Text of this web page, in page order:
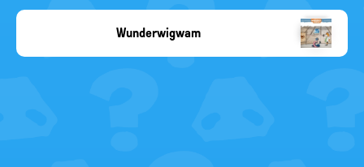
Wunderwigwam